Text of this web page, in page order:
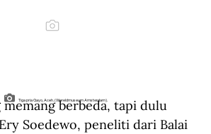
Tiga pria Gayo, Aceh. (Wereldmuseum Amsterdam).
memang berbeda, tapi dulu
Soedewo, peneliti dari Balai